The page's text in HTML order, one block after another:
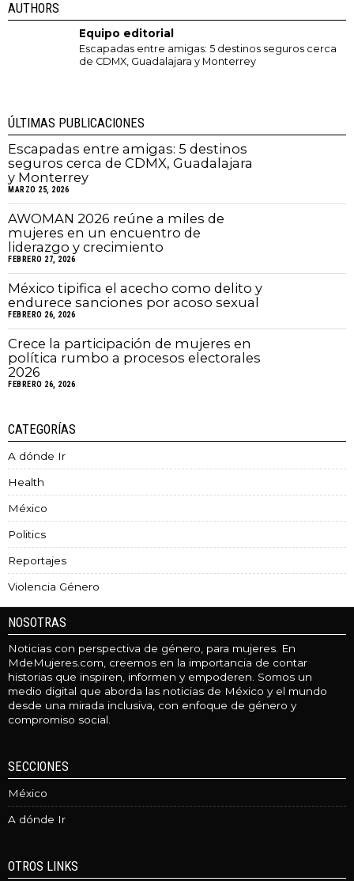
AUTHORS
Equipo editorial
Escapadas entre amigas: 5 destinos seguros cerca
de CDMX, Guadalajara y Monterrey
ÚLTIMAS PUBLICACIONES
Escapadas entre amigas: 5 destinos
seguros cerca de CDMX, Guadalajara
y Monterrey
MARZO 25, 2026
AWOMAN 2026 reúne a miles de
mujeres en un encuentro de
liderazgo y crecimiento
FEBRERO 27, 2026
México tipifica el acecho como delito y
endurece sanciones por acoso sexual
FEBRERO 26, 2026
Crece la participación de mujeres en
política rumbo a procesos electorales
2026
FEBRERO 26, 2026
CATEGORÍAS
A dónde Ir
Health
México
Politics
Reportajes
Violencia Género
NOSOTRAS
Noticias con perspectiva de género, para mujeres. En
MdeMujeres.com, creemos en la importancia de contar
historias que inspiren, informen y empoderen. Somos un
medio digital que aborda las noticias de México y el mundo
desde una mirada inclusiva, con enfoque de género y
compromiso social.
SECCIONES
México
A dónde Ir
OTROS LINKS